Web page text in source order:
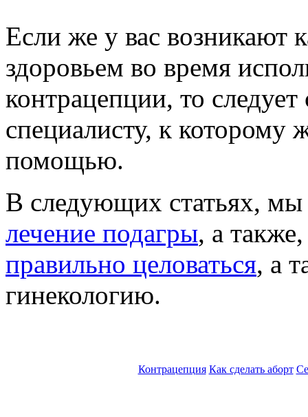
Если же у вас возникают
здоровьем во время
контрацепции, то
специалисту, к которому
помощью.
В следующих статьях,
лечение подагры, а
правильно целоваться, а
гинекологию.
Контрацепция Как сделать аборт